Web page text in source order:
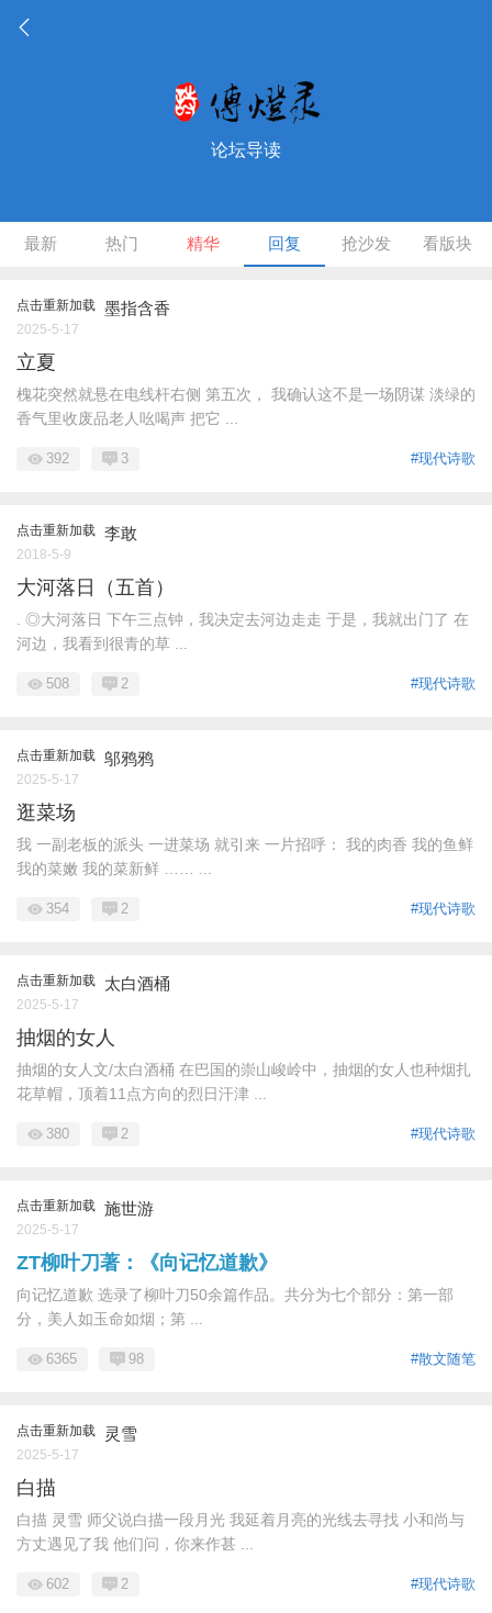
论坛导读
最新 热门 精华 回复 抢沙发 看版块
点击重新加载 墨指含香
2025-5-17
立夏
槐花突然就悬在电线杆右侧 第五次， 我确认这不是一场阴谋 淡绿的
香气里收废品老人吆喝声 把它 ...
#现代诗歌
392 3
点击重新加载 李敢
2018-5-9
大河落日（五首）
. ◎大河落日 下午三点钟，我决定去河边走走 于是，我就出门了 在
河边，我看到很青的草 ...
#现代诗歌
508 2
点击重新加载 邬鸦鸦
2025-5-17
逛菜场
我 一副老板的派头 一进菜场 就引来 一片招呼： 我的肉香 我的鱼鲜
我的菜嫩 我的菜新鲜 …… ...
#现代诗歌
354 2
点击重新加载 太白酒桶
2025-5-17
抽烟的女人
抽烟的女人文/太白酒桶 在巴国的崇山峻岭中，抽烟的女人也种烟扎
花草帽，顶着11点方向的烈日汗津 ...
#现代诗歌
380 2
点击重新加载 施世游
2025-5-17
ZT柳叶刀著：《向记忆道歉》
向记忆道歉 选录了柳叶刀50余篇作品。共分为七个部分：第一部
分，美人如玉命如烟；第 ...
#散文随笔
6365 98
点击重新加载 灵雪
2025-5-17
白描
白描 灵雪 师父说白描一段月光 我延着月亮的光线去寻找 小和尚与
方丈遇见了我 他们问，你来作甚 ...
#现代诗歌
602 2